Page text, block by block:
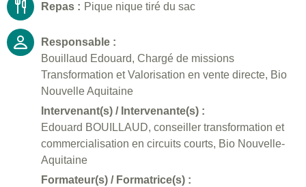
Repas : Pique nique tiré du sac
Responsable :
Bouillaud Edouard, Chargé de missions
Transformation et Valorisation en vente directe, Bio
Nouvelle Aquitaine
Intervenant(s) / Intervenante(s) :
Edouard BOUILLAUD, conseiller transformation et
commercialisation en circuits courts, Bio Nouvelle-
Aquitaine
Formateur(s) / Formatrice(s) :